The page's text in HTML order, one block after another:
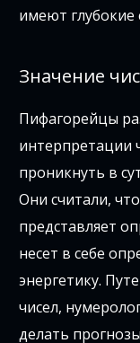
имеют глубокие
Значение
Пифагорейцы
интерпретации
проникнуть в
Они считали,
представляет
несет в себе
энергетику.
чисел,
делать